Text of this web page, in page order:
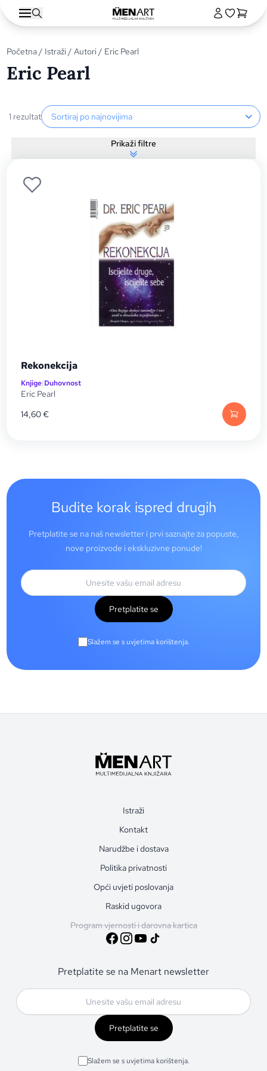
Početna/ Istraži/Autori/ Eric Pearl
Eric Pearl
1 rezultatSortiranje proizvoda
Prikaži filtre
Rekonekcija
Knjige|Duhovnost
Eric Pearl
14,60€
Budite korak ispred drugih
Pretplatite se na naš newsletter i prvi saznajte za popuste,
nove proizvode i ekskluzivne ponude!
Pretplatite se
Slažem se s uvjetima korištenja.
Istraži
Kontakt
Narudžbe i dostava
Politika privatnosti
Opći uvjeti poslovanja
Raskid ugovora
Program vjernosti i darovna kartica
Pretplatite se na Menart newsletter
Pretplatite se
Slažem se s uvjetima korištenja.